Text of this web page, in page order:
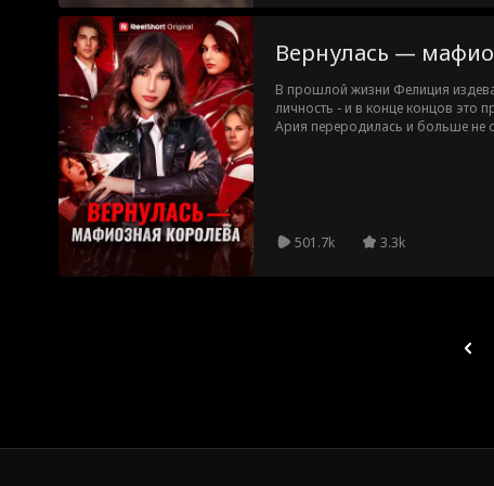
Вернулась —
В прошлой жизни Фелиция
личность - и в конце концов это
Ария переродилась и больше не
501.7k
3.3k